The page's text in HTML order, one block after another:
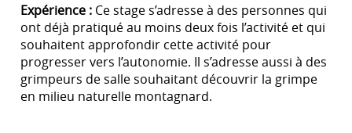
Expérience : Ce stage s’adresse à des personnes qui
ont déjà pratiqué au moins deux fois l’activité et qui
souhaitent approfondir cette activité pour
progresser vers l’autonomie. Il s’adresse aussi à des
grimpeurs de salle souhaitant découvrir la grimpe
en milieu naturelle montagnard.